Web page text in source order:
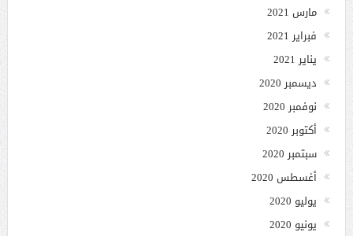
مارس 2021
فبراير 2021
يناير 2021
ديسمبر 2020
نوفمبر 2020
أكتوبر 2020
سبتمبر 2020
أغسطس 2020
يوليو 2020
يونيو 2020